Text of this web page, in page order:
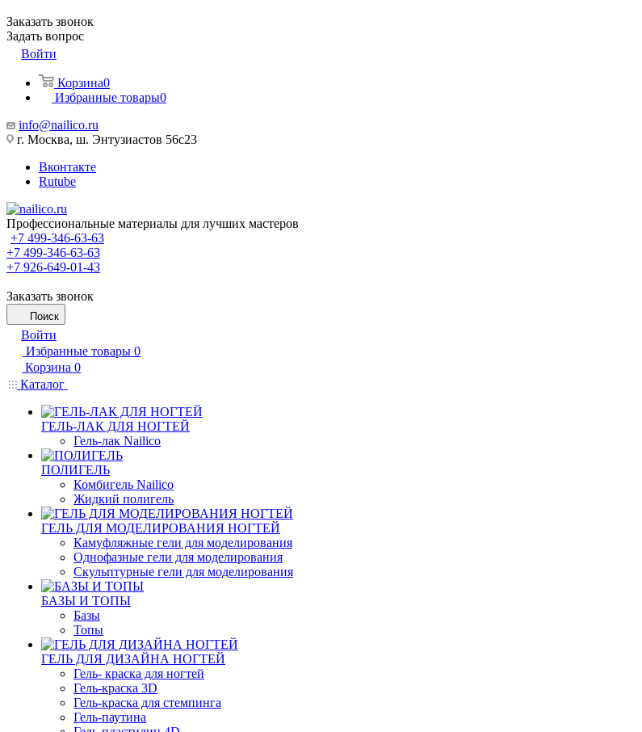
Заказать звонок
Задать вопрос
Войти
Корзина0
Избранные товары0
info@nailico.ru
г. Москва, ш. Энтузиастов 56с23
Вконтакте
Rutube
Профессиональные материалы для лучших мастеров
+7 499-346-63-63
+7 499-346-63-63
+7 926-649-01-43
Заказать звонок
Поиск
Войти
Избранные товары 0
Корзина 0
Каталог
ГЕЛЬ-ЛАК ДЛЯ НОГТЕЙ
Гель-лак Nailico
ПОЛИГЕЛЬ
Комбигель Nailico
Жидкий полигель
ГЕЛЬ ДЛЯ МОДЕЛИРОВАНИЯ НОГТЕЙ
Камуфляжные гели для моделирования
Однофазные гели для моделирования
Скульптурные гели для моделирования
БАЗЫ И ТОПЫ
Базы
Топы
ГЕЛЬ ДЛЯ ДИЗАЙНА НОГТЕЙ
Гель- краска для ногтей
Гель-краска 3D
Гель-краска для стемпинга
Гель-паутина